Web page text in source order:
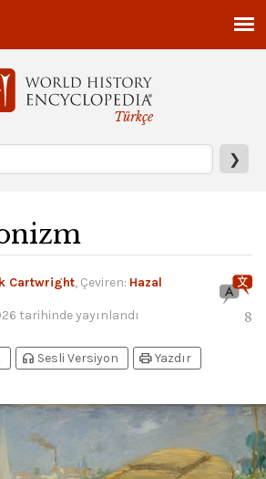
Türkçe
❯
Cartwright, Çeviren: Hazal
tarihinde yayınlandı 8
headphones Sesli Versiyon printYazdır